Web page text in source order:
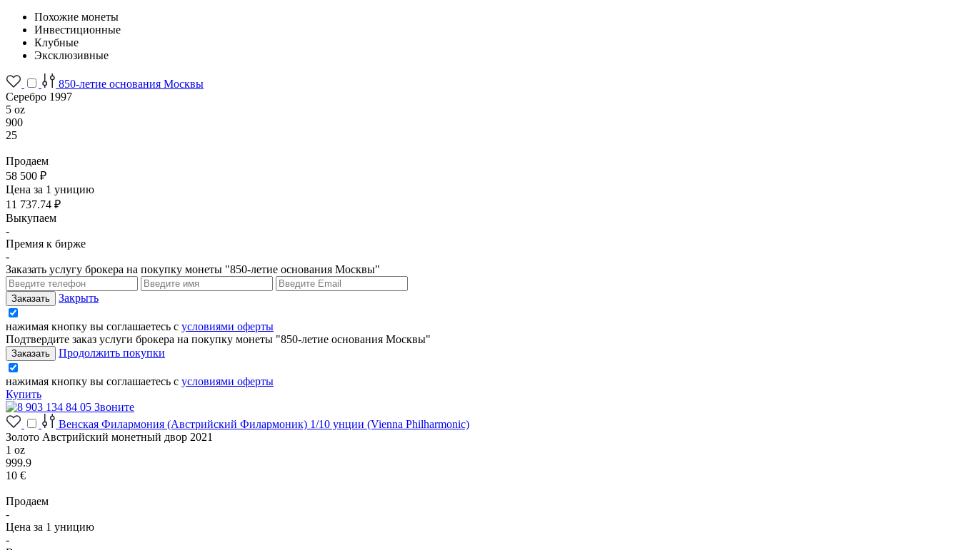
Похожие монеты
Инвестиционные
Клубные
Эксклюзивные
850-летие основания Москвы
Серебро 1997
5 oz
900
25
Продаем
58 500 ₽
Цена за 1 уницию
11 737.74 ₽
Выкупаем
-
Премия к бирже
-
Заказать услугу брокера на покупку монеты "850-летие основания Москвы"
Закрыть
нажимая кнопку вы соглашаетесь с условиями оферты
Подтвердите заказ услуги брокера на покупку монеты "850-летие основания Москвы"
Продолжить покупки
нажимая кнопку вы соглашаетесь с условиями оферты
Купить
Звоните
Венская Филармония (Австрийский Филармоник) 1/10 унции (Vienna Philharmonic)
Золото Австрийский монетный двор 2021
1 oz
999.9
10 €
Продаем
-
Цена за 1 уницию
-